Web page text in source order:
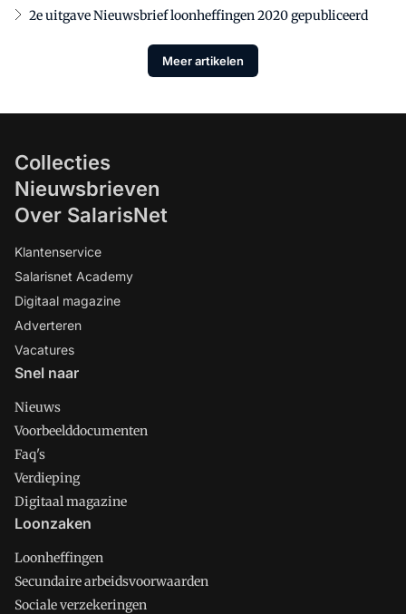
2e uitgave Nieuwsbrief loonheffingen 2020 gepubliceerd
Meer artikelen
Collecties
Nieuwsbrieven
Over SalarisNet
Klantenservice
Salarisnet Academy
Digitaal magazine
Adverteren
Vacatures
Snel naar
Nieuws
Voorbeelddocumenten
Faq's
Verdieping
Digitaal magazine
Loonzaken
Loonheffingen
Secundaire arbeidsvoorwaarden
Sociale verzekeringen